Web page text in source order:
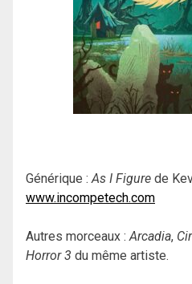
Générique :As I Figure de
www.incompetech.com
Autres morceaux :Arcadia,
Horror 3 du même artiste.